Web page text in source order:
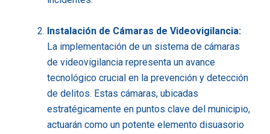
Instalación de Cámaras de Videovigilancia:
La implementación de un sistema de cámaras
de videovigilancia representa un avance
tecnológico crucial en la prevención y detección
de delitos. Estas cámaras, ubicadas
estratégicamente en puntos clave del municipio,
actuarán como un potente elemento disuasorio